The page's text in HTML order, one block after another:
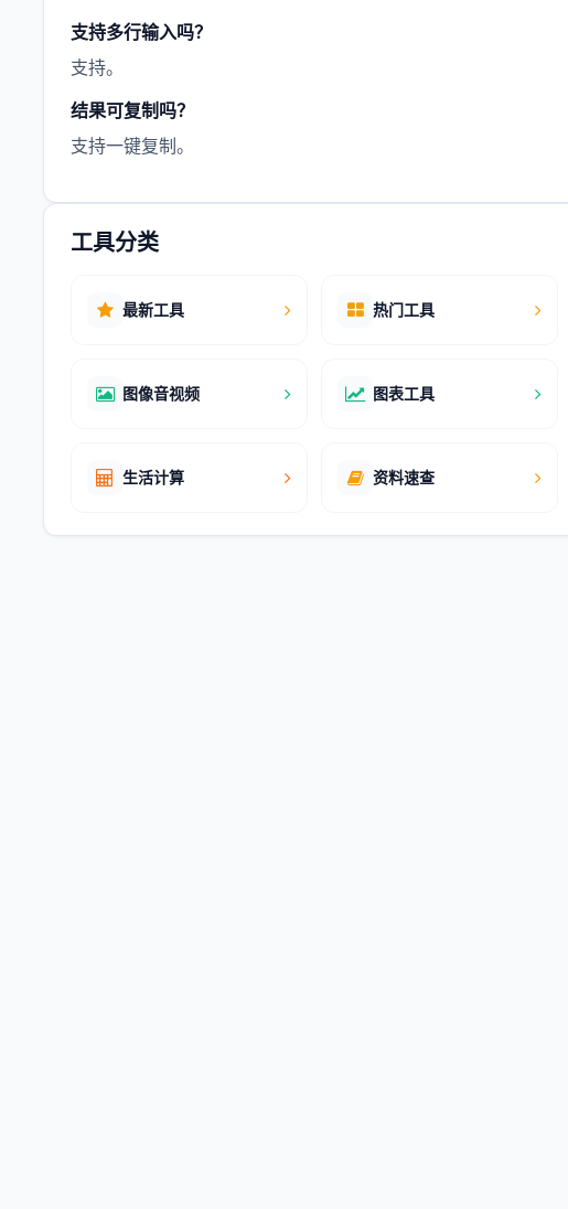
支持多行输入吗？
支持。
结果可复制吗？
支持一键复制。
工具分类
最新工具 热门工具
图像音视频 图表工具
生活计算 资料速查